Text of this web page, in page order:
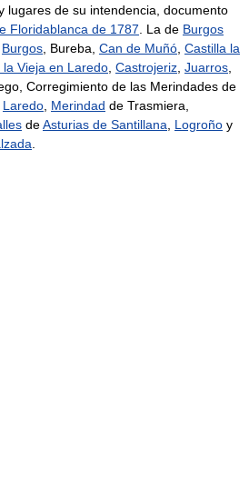
lugares de su intendencia, documento
Floridablanca de 1787. La de Burgos
Burgos, Bureba, Can de Muñó, Castilla la
la Vieja en Laredo, Castrojeriz, Juarros,
Corregimiento de las Merindades de
Laredo, Merindad de Trasmiera,
deAsturias de Santillana, Logroño y
.